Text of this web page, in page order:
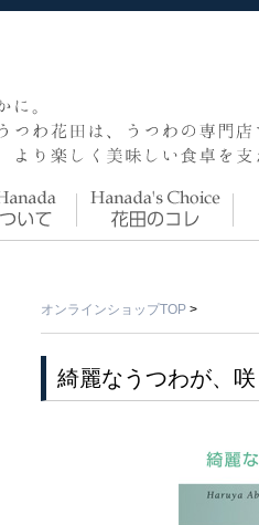
オンラインショップTOP >
綺麗なうつわが、